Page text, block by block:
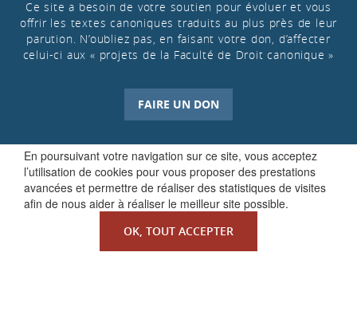
En poursuivant votre navigation sur ce site, vous acceptez
l’utilisation de cookies pour vous proposer des prestations
avancées et permettre de réaliser des statistiques de visites
afin de nous aider à réaliser le meilleur site possible.
OK, TOUT ACCEPTER
Ce site a besoin de votre soutien pour évoluer et vous
offrir les textes canoniques traduits au plus près de leur
parution. N’oubliez pas, en faisant votre don, d’affecter
celui-ci aux « projets de la Faculté de Droit canonique »
FAIRE UN DON